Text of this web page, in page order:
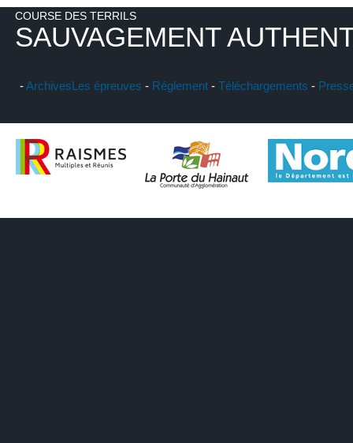
COURSE DES TERRILS
SAUVAGEMENT
-ArchivesLes épreuves - Réglement - Téléchargements -